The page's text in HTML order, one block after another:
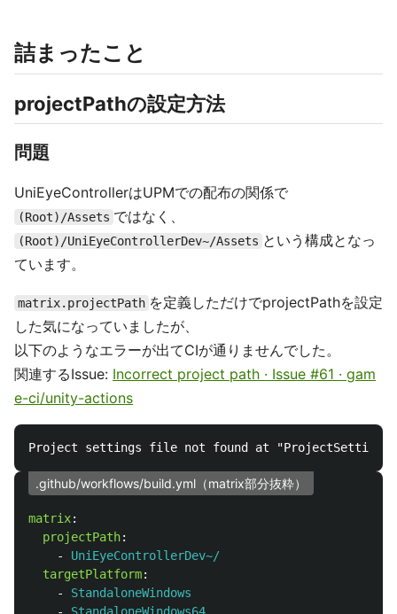
詰まったこと
projectPathの設定方法
問題
UniEyeControllerはUPMでの配布の関係で
(Root)/Assets ではなく、
(Root)/UniEyeControllerDev~/Assets という構成となっ
ています。
matrix.projectPath を定義しただけでprojectPathを設定
した気になっていましたが、
以下のようなエラーが出てCIが通りませんでした。
関連するIssue: Incorrect project path · Issue #61 · gam
e-ci/unity-actions
.github/workflows/build.yml（matrix部分抜粋）
matrix:
projectPath:
-
UniEyeControllerDev~/
targetPlatform:
-
StandaloneWindows